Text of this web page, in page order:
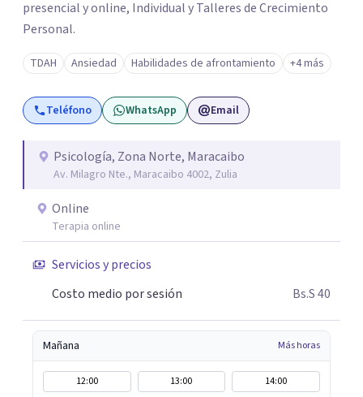
presencial y online, Individual y Talleres de Crecimiento
Personal.
TDAH Ansiedad Habilidades de afrontamiento +4 más
Teléfono WhatsApp Email
Psicología, Zona Norte, Maracaibo
Av. Milagro Nte., Maracaibo 4002, Zulia
Online
Terapia online
Servicios y precios
Costo medio por sesión
Bs.S 40
Mañana Más horas
12:00 13:00
14:00